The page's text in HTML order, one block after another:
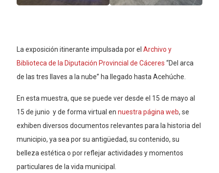
La exposición itinerante impulsada por el Archivo y
Biblioteca de la Diputación Provincial de Cáceres “Del arca
de las tres llaves a la nube” ha llegado hasta Acehúche.
En esta muestra, que se puede ver desde el 15 de mayo al
15 de junio y de forma virtual en nuestra página web, se
exhiben diversos documentos relevantes para la historia del
municipio, ya sea por su antigüedad, su contenido, su
belleza estética o por reflejar actividades y momentos
particulares de la vida municipal.